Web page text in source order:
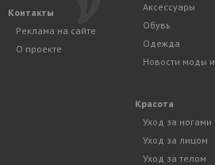
Контакты
Реклама на сайте
О проекте
Аксессуары
Обувь
Одежда
Новости моды и
Красота
Уход за ногами
Уход за лицом
Уход за телом